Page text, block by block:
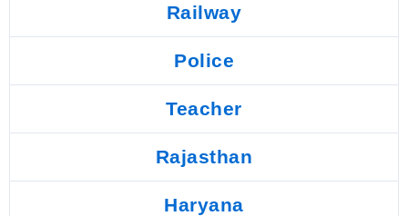
Railway
Police
Teacher
Rajasthan
Haryana